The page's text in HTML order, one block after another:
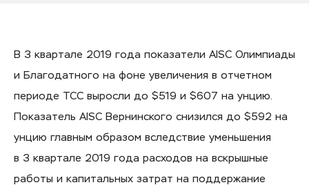
В 3 квартале 2019 года показатели AISC Олимпиады
и Благодатного на фоне увеличения в отчетном
периоде TCC выросли до $519 и $607 на унцию.
Показатель AISC Вернинского снизился до $592 на
унцию главным образом вследствие уменьшения
в 3 квартале 2019 года расходов на вскрышные
работы и капитальных затрат на поддержание